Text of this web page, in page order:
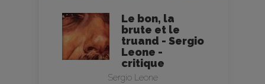
Le bon, la
brute et le
truand - Sergio
Leone -
critique
Sergio Leone